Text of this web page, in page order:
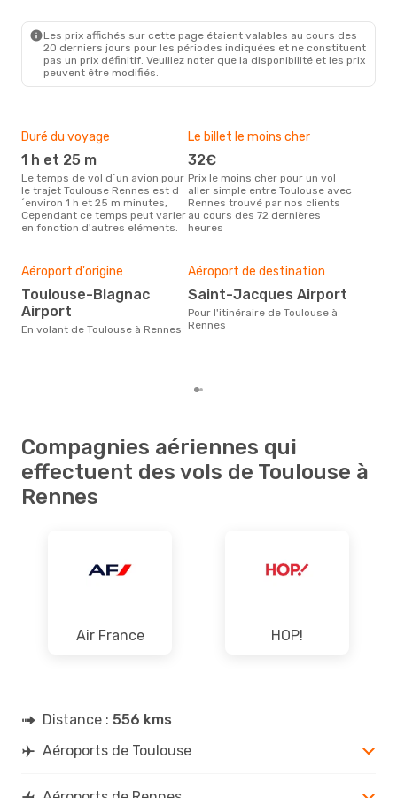
Les prix affichés sur cette page étaient valables au cours des
20 derniers jours pour les périodes indiquées et ne constituent
pas un prix définitif. Veuillez noter que la disponibilité et les prix
peuvent être modifiés.
Duré du voyage
1 h et 25 m
Le temps de vol d´un avion pour
le trajet Toulouse Rennes est d
´environ 1 h et 25 m minutes,
Cependant ce temps peut varier
en fonction d'autres eléments.
Le billet le moins cher
32€
Prix le moins cher pour un vol
aller simple entre Toulouse avec
Rennes trouvé par nos clients
au cours des 72 dernières
heures
Aéroport d'origine
Toulouse-Blagnac
Airport
En volant de Toulouse à Rennes
Aéroport de destination
Saint-Jacques Airport
Pour l'itinéraire de Toulouse à
Rennes
Compagnies aériennes qui
effectuent des vols de Toulouse à
Rennes
Air France HOP!
Distance : 556 kms
Aéroports de Toulouse